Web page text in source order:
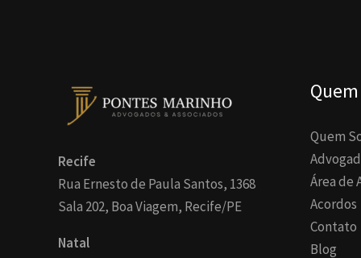
Recife
Rua Ernesto de Paula Santos, 1368
Sala 202, Boa Viagem, Recife/PE
Natal
Quem
Área de
Acordos
Contato
Blog